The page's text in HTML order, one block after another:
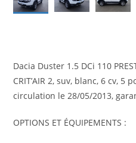
Dacia Duster 1.5 DCi 110
CRIT’AIR 2, suv, blanc, 6 cv, 5
circulation le 28/05/2013,
OPTIONS ET ÉQUIPEMENTS :